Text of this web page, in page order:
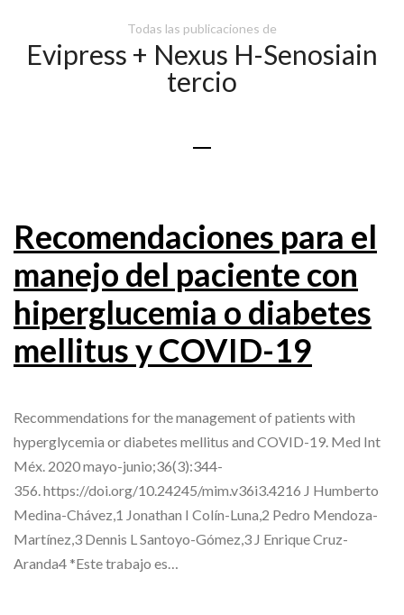
Todas las publicaciones de
Evipress + Nexus H-Senosiain
tercio
Recomendaciones para el
manejo del paciente con
hiperglucemia o diabetes
mellitus y COVID-19
Recommendations for the management of patients with
hyperglycemia or diabetes mellitus and COVID-19. Med Int
Méx. 2020 mayo-junio;36(3):344-
356. https://doi.org/10.24245/mim.v36i3.4216 J Humberto
Medina-Chávez,1 Jonathan I Colín-Luna,2 Pedro Mendoza-
Martínez,3 Dennis L Santoyo-Gómez,3 J Enrique Cruz-
Aranda4 *Este trabajo es…